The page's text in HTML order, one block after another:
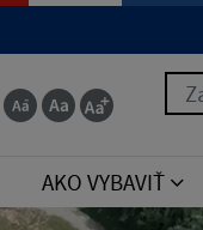
for the right syntax
AKO VYBAVIŤ